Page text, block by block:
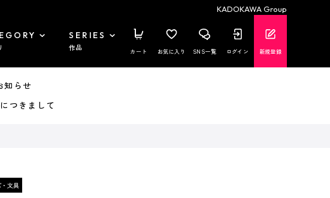
KADOKAWA Group
SERIES
作品 カート お気に入り SNS一覧 ログイン 新規登録
らせ
つきまして